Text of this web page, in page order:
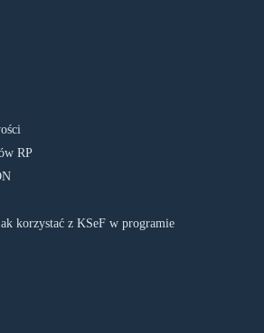
RP
korzystać z KSeF w programie